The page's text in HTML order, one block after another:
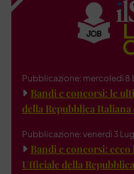
Pubblicazione: mercoledì 8
Bandi e concorsi: le
della Repubblica Italiana
Pubblicazione: venerdì 3
Bandi e concorsi:
Ufficiale della